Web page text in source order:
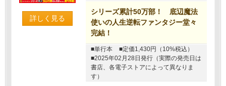
詳しく見る
シリーズ累計50万部！ 底辺魔法
使いの人生逆転ファンタジー堂々
完結！
■単行本
■定価1,430円（10%税込）
■2025年02月28日発行（実際の発売日は
書店、各電子ストアによって異なりま
す）